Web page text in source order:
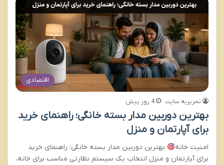
اقتصادی
تحریریه سایت 4 روز پیش
بهترین دوربین مدار بسته خانگی؛ راهنمای خرید
برای آپارتمان و منزل
امنیت خانه
بهترین دوربین مدار بسته خانگی؛ راهنمای خرید
برای آپارتمان و منزل انتخاب یک سیستم نظارتی مناسب برای خانه،